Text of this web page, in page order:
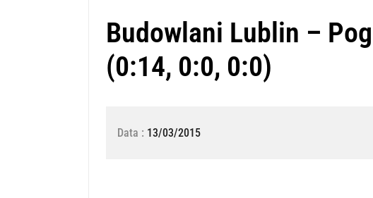
Budowlani Lublin –
(0:14, 0:0, 0:0)
Data : 13/03/2015